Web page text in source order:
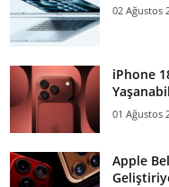
02 Ağustos
iPhone
01 Ağustos
Apple